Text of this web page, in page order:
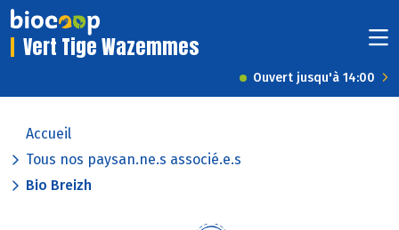
Vert Tige Wazemmes
Ouvert jusqu'à 14:00
Accueil
Tous nos paysan.ne.s associé.e.s
Bio Breizh